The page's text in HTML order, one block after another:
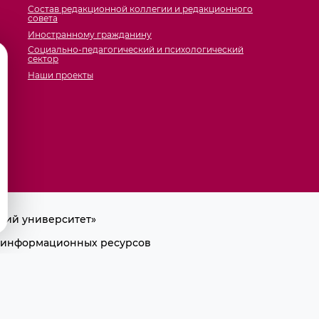
Состав редакционной коллегии и редакционного
совета
Иностранному гражданину
Социально-педагогический и психологический
сектор
Наши проекты
университет»
информационных ресурсов
на первоисточник.